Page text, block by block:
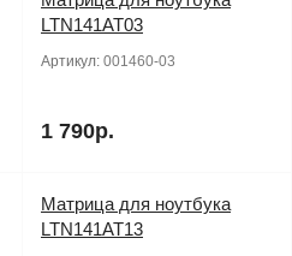
LTN141AT03
Артикул: 001460-03
1 790р.
Матрица для ноутбука
LTN141AT13